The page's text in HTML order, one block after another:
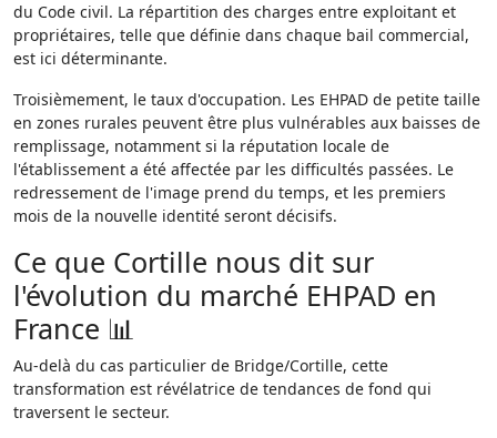
du Code civil. La répartition des charges entre exploitant et
propriétaires, telle que définie dans chaque bail commercial,
est ici déterminante.
Troisièmement, le taux d'occupation. Les EHPAD de petite taille
en zones rurales peuvent être plus vulnérables aux baisses de
remplissage, notamment si la réputation locale de
l'établissement a été affectée par les difficultés passées. Le
redressement de l'image prend du temps, et les premiers
mois de la nouvelle identité seront décisifs.
Ce que Cortille nous dit sur
l'évolution du marché EHPAD en
France 📊
Au-delà du cas particulier de Bridge/Cortille, cette
transformation est révélatrice de tendances de fond qui
traversent le secteur.